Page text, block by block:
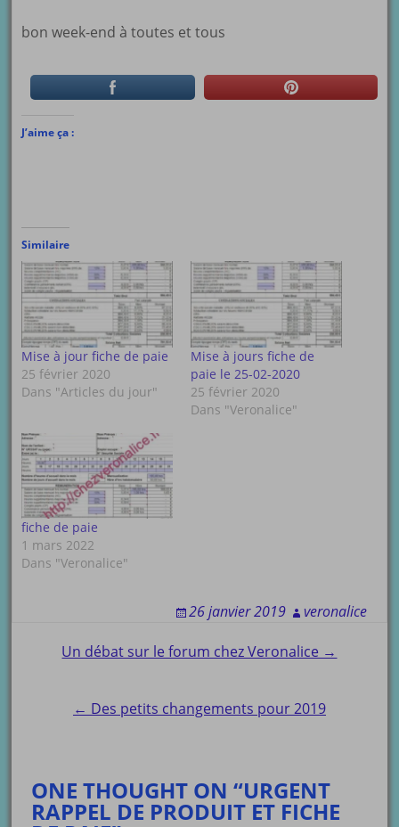
bon week-end à toutes et tous
J’aime ça :
Similaire
Mise à jour fiche de paie
25 février 2020
Dans "Articles du jour"
Mise à jours fiche de
paie le 25-02-2020
25 février 2020
Dans "Veronalice"
fiche de paie
1 mars 2022
Dans "Veronalice"
26 janvier 2019 veronalice
Post
navigation
Un débat sur le forum chez Veronalice →
← Des petits changements pour 2019
ONE THOUGHT ON “URGENT
RAPPEL DE PRODUIT ET FICHE